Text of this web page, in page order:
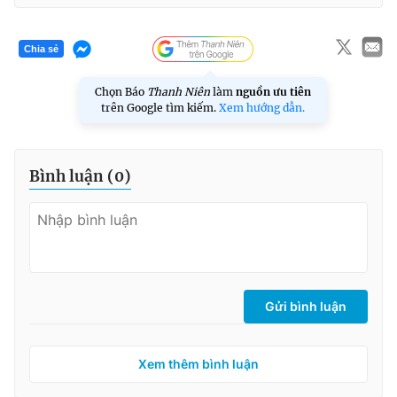
Chia sẻ
Chọn Báo Thanh Niên làm nguồn ưu tiên
trên Google tìm kiếm. Xem hướng dẫn.
Bình luận (0)
Gửi bình luận
Xem thêm bình luận